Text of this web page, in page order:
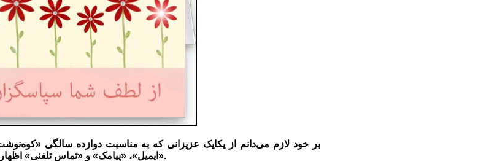
بر خود لازم می‌دانم از یکایک عزیزانی که به مناسبت دوازده سالگی
«ایمیل»، «پیامک» و «تماس تلفنی» اظهار لطف فرمودند، صمیمانه سپاسگزاری نمایم.